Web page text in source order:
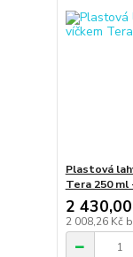
Plastová
Tera 250 ml
2
2 008,26 Kč